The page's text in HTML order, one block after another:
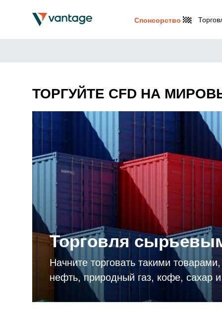
Спонсорство
ТОРГУЙТЕ CFD НА
Торговля
Начните торговать такими
нефть, природный газ, кофе, сахар